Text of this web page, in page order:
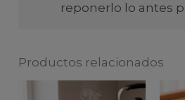
reponerlo lo antes
Productos relacionados